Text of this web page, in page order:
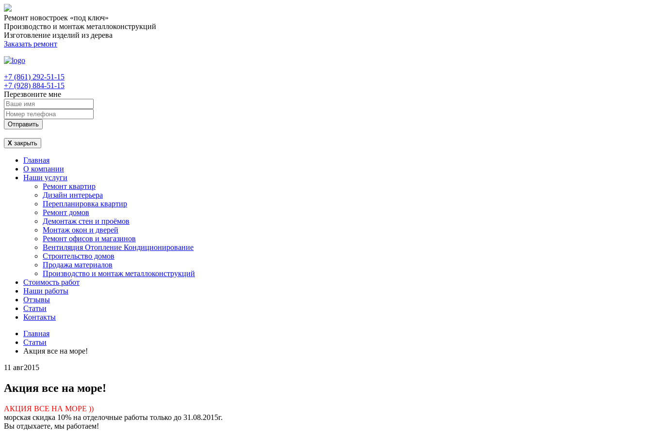
Ремонт новостроек «под ключ»
Производство и монтаж металлоконструкций
Изготовление изделий из дерева
Заказать ремонт
+7 (861) 292-51-15
+7 (928) 884-51-15
Перезвоните мне
Отправить
Х закрыть
Главная
О компании
Наши услуги
Ремонт квартир
Дизайн интерьера
Перепланировка квартир
Ремонт домов
Демонтаж стен и проёмов
Монтаж окон и дверей
Ремонт офисов и магазинов
Вентиляция Отопление Кондиционирование
Строительство домов
Продажа материалов
Производство и монтаж металлоконструкций
Стоимость работ
Наши работы
Отзывы
Статьи
Контакты
Главная
Статьи
Акция все на море!
11 авг2015
Акция все на море!
АКЦИЯ ВСЕ НА МОРЕ ))
морская скидка 10% на отделочные работы только до 31.08.2015г.
Вы отдыхаете, мы работаем!